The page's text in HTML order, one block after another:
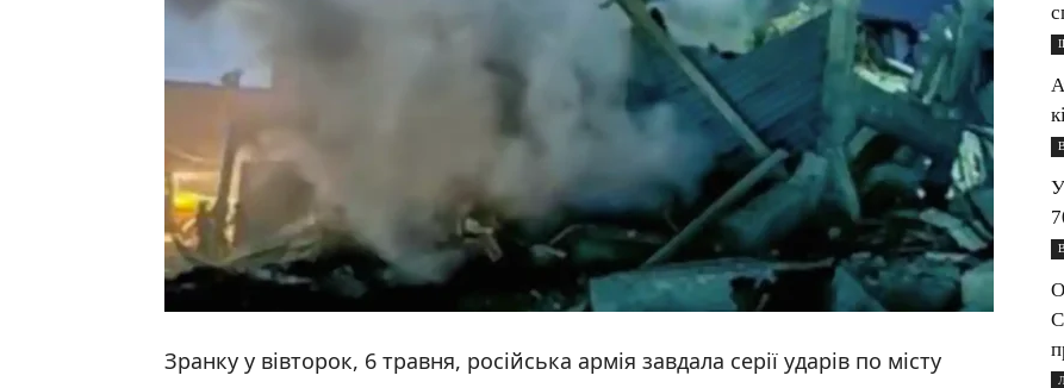
Зранку у вівторок, 6 травня, російська армія завдала серії ударів по місту